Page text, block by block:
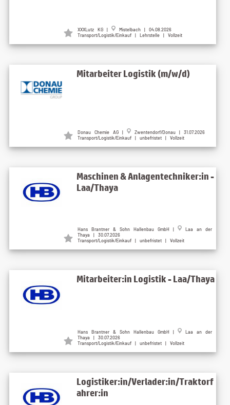
XXXLutz KG |
Mistelbach | 04.08.2026
Transport/Logistik/Einkauf | Lehrstelle | Vollzeit
Mitarbeiter Logistik (m/w/d)
Donau Chemie AG |
Zwentendorf/Donau | 31.07.2026
Transport/Logistik/Einkauf | unbefristet | Vollzeit
Maschinen & Anlagentechniker:in -
Laa/Thaya
Hans Brantner & Sohn Hallenbau GmbH |
Laa an der
Thaya | 30.07.2026
Transport/Logistik/Einkauf | unbefristet | Vollzeit
Mitarbeiter:in Logistik - Laa/Thaya
Hans Brantner & Sohn Hallenbau GmbH |
Laa an der
Thaya | 30.07.2026
Transport/Logistik/Einkauf | unbefristet | Vollzeit
Logistiker:in/Verlader:in/Traktorf
ahrer:in